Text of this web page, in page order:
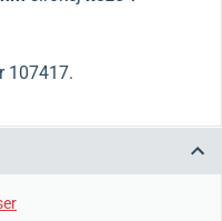
107417.